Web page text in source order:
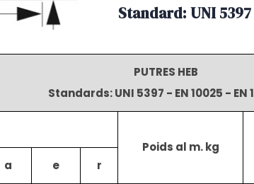
Standard: UNI 5397
PUTRES HEB
Standards: UNI 5397 - EN 10025 - EN
Poids al m. kg
a e r